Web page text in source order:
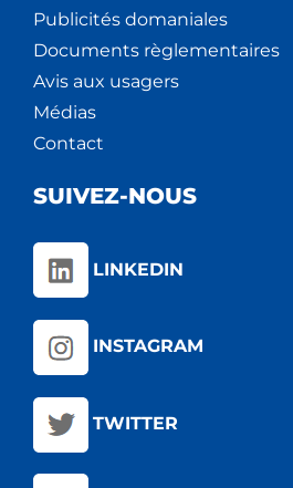
Publicités domaniales
Documents règlementaires
Avis aux usagers
Médias
Contact
SUIVEZ-NOUS
LINKEDIN
INSTAGRAM
TWITTER